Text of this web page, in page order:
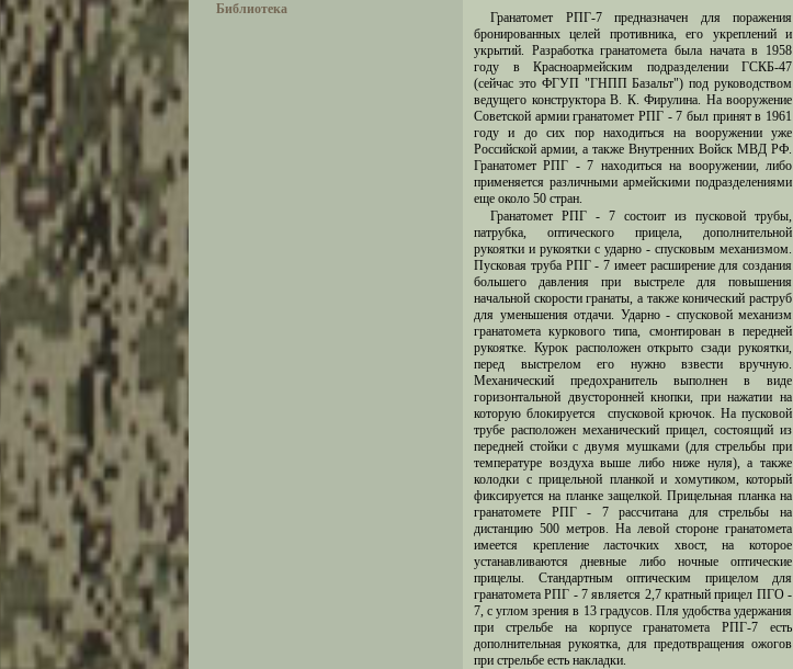
Библиотека
Гранатомет РПГ-7 предназначен для поражения
бронированных целей противника, его укреплений и
укрытий. Разработка гранатомета была начата в 1958
году в Красноармейским подразделении ГСКБ-47
(сейчас это ФГУП "ГНПП Базальт") под руководством
ведущего конструктора В. К. Фирулина. На вооружение
Советской армии гранатомет РПГ - 7 был принят в 1961
году и до сих пор находиться на вооружении уже
Российской армии, а также Внутренних Войск МВД РФ.
Гранатомет РПГ - 7 находиться на вооружении, либо
применяется различными армейскими подразделениями
еще около 50 стран.
Гранатомет РПГ - 7 состоит из пусковой трубы,
патрубка, оптического прицела, дополнительной
рукоятки и рукоятки с ударно - спусковым механизмом.
Пусковая труба РПГ - 7 имеет расширение для создания
большего давления при выстреле для повышения
начальной скорости гранаты, а также конический раструб
для уменьшения отдачи. Ударно - спусковой механизм
гранатомета куркового типа, смонтирован в передней
рукоятке. Курок расположен открыто сзади рукоятки,
перед выстрелом его нужно взвести вручную.
Механический предохранитель выполнен в виде
горизонтальной двусторонней кнопки, при нажатии на
которую блокируется спусковой крючок. На пусковой
трубе расположен механический прицел, состоящий из
передней стойки с двумя мушками (для стрельбы при
температуре воздуха выше либо ниже нуля), а также
колодки с прицельной планкой и хомутиком, который
фиксируется на планке защелкой. Прицельная планка на
гранатомете РПГ - 7 рассчитана для стрельбы на
дистанцию 500 метров. На левой стороне гранатомета
имеется крепление ласточких хвост, на которое
устанавливаются дневные либо ночные оптические
прицелы. Стандартным оптическим прицелом для
гранатомета РПГ - 7 является 2,7 кратный прицел ПГО -
7, с углом зрения в 13 градусов. Пля удобства удержания
при стрельбе на корпусе гранатомета РПГ-7 есть
дополнительная рукоятка, для предотвращения ожогов
при стрельбе есть накладки.